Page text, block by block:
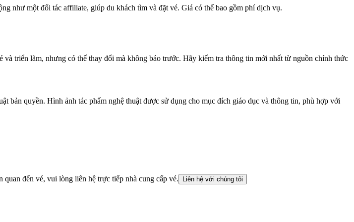
như một đối tác affiliate, giúp du khách tìm và đặt vé. Giá có thể bao gồm phí dịch vụ.
triển lãm, nhưng có thể thay đổi mà không báo trước. Hãy kiểm tra thông tin mới nhất từ nguồn chính thức
bản quyền. Hình ảnh tác phẩm nghệ thuật được sử dụng cho mục đích giáo dục và thông tin, phù hợp với
đến vé, vui lòng liên hệ trực tiếp nhà cung cấp vé.
Liên hệ với chúng tôi